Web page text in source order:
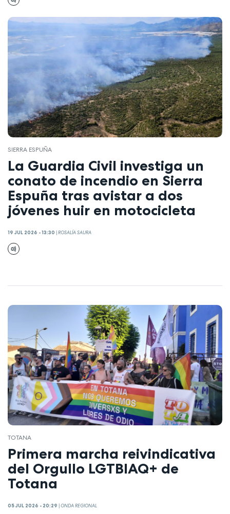
SIERRA ESPUÑA
La Guardia Civil investiga un
conato de incendio en Sierra
Espuña tras avistar a dos
jóvenes huir en motocicleta
19 JUL 2026 - 13:30 ROSALÍA SAURA
TOTANA
Primera marcha reivindicativa
del Orgullo LGTBIAQ+ de
Totana
05 JUL 2026 - 20:29 ONDA REGIONAL